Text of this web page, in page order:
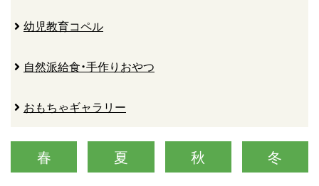
幼児教育コペル
自然派給食・手作りおやつ
おもちゃギャラリー
春 夏 秋 冬